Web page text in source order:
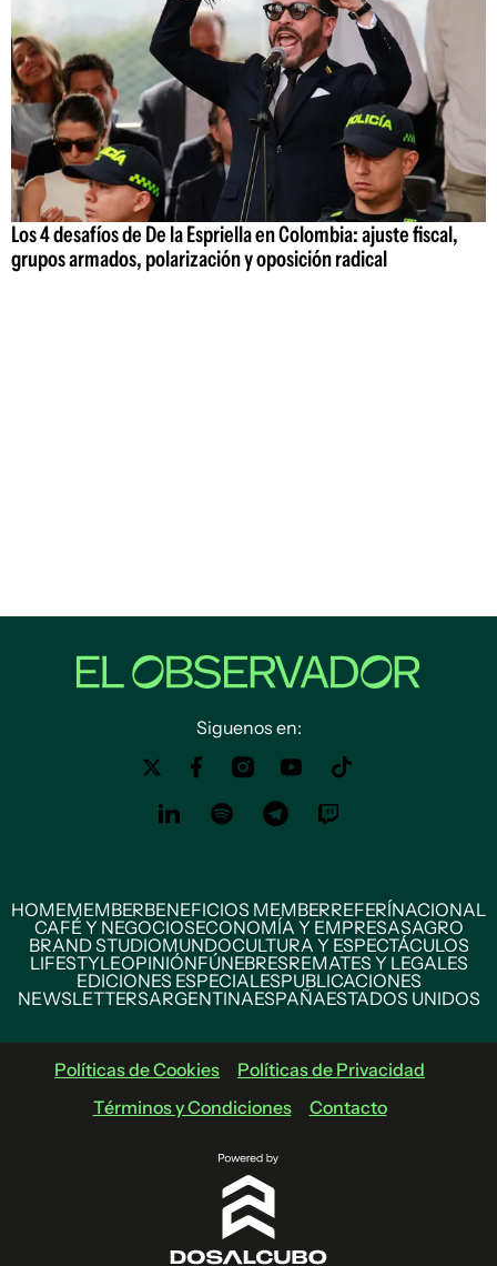
Los 4 desafíos de De la Espriella en Colombia: ajuste fiscal,
grupos armados, polarización y oposición radical
Siguenos en:
HOMEMEMBERBENEFICIOS MEMBERREFERÍNACIONAL
CAFÉ Y NEGOCIOSECONOMÍA Y EMPRESASAGRO
BRAND STUDIOMUNDOCULTURA Y ESPECTÁCULOS
LIFESTYLEOPINIÓNFÚNEBRESREMATES Y LEGALES
EDICIONES ESPECIALESPUBLICACIONES
NEWSLETTERSARGENTINAESPAÑAESTADOS UNIDOS
Políticas de Cookies
Políticas de Privacidad
Términos y Condiciones
Contacto